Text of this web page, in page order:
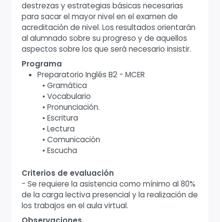
destrezas y estrategias básicas necesarias
para sacar el mayor nivel en el examen de
acreditación de nivel. Los resultados orientarán
al alumnado sobre su progreso y de aquellos
aspectos sobre los que será necesario insistir.
Programa
Preparatorio Inglés B2 - MCER
• Gramática
• Vocabulario
• Pronunciación.
• Escritura
• Lectura
• Comunicación
• Escucha
Criterios de evaluación
- Se requiere la asistencia como mínimo al 80%
de la carga lectiva presencial y la realización de
los trabajos en el aula virtual.